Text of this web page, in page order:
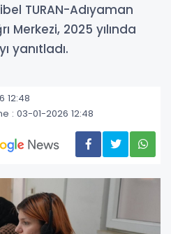
TURAN-Adıyaman
Merkezi, 2025 yılında
yanıtladı.
12:48
: 03-01-2026 12:48